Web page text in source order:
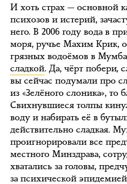
И хоть страх — основной
психозов и истерий,
него. В 2006 году вода в
моря, ручье Махим Крик,
грязных водоёмов в
сладкой. Да, чёрт побери,
вы сейчас подумали про
из «Зелёного слоника», то
Свихнувшиеся толпы
воду и набирать её в
действительно сладкая.
проигнорировали все
местного Минздрава,
хватались за головы,
за психической